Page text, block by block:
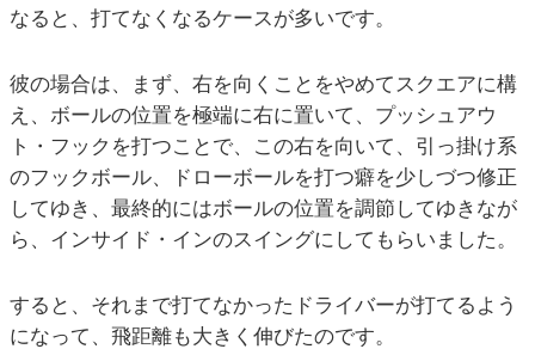
なると、打てなくなるケースが多いです。
彼の場合は、まず、右を向くことをやめてスクエアに構
え、ボールの位置を極端に右に置いて、プッシュアウ
ト・フックを打つことで、この右を向いて、引っ掛け系
のフックボール、ドローボールを打つ癖を少しづつ修正
してゆき、最終的にはボールの位置を調節してゆきなが
ら、インサイド・インのスイングにしてもらいました。
すると、それまで打てなかったドライバーが打てるよう
になって、飛距離も大きく伸びたのです。